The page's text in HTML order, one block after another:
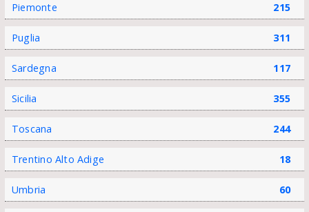
Piemonte 215
Puglia 311
Sardegna 117
Sicilia 355
Toscana 244
Trentino Alto Adige 18
Umbria 60